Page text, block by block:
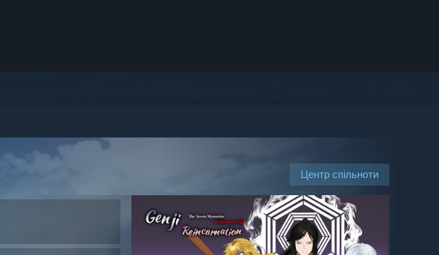
Центр спільноти